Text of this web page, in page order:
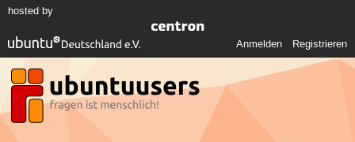
hosted by
Anmelden Registrieren